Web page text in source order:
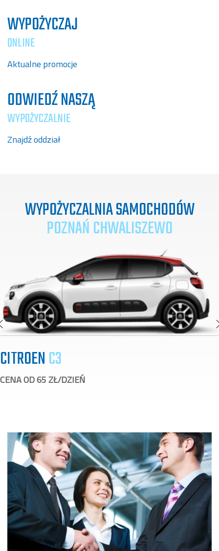
WYPOŻYCZAJ
ONLINE
Aktualne promocje
ODWIEDŹ NASZĄ
WYPOŻYCZALNIE
Znajdź oddział
WYPOŻYCZALNIA SAMOCHODÓW
POZNAŃ CHWALISZEWO
CITROENC3
CENA OD 65 ZŁ/DZIEŃ